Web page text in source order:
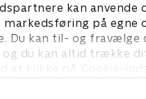
kan anvende
på egne
Du kan til- og fravælge
og du kan altid trække
at klikke på ’Cookie-
hækken